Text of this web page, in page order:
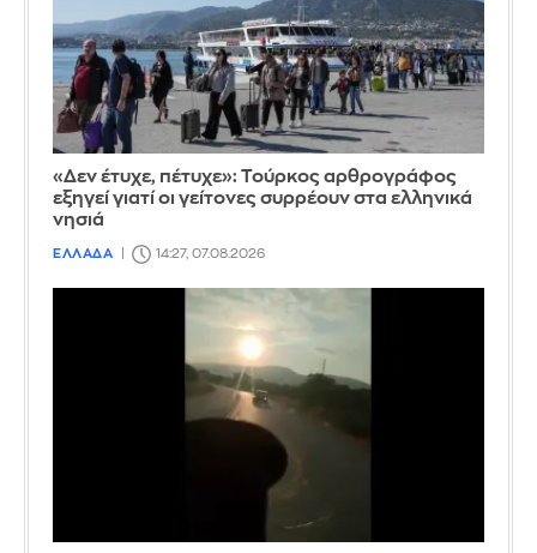
«Δεν έτυχε, πέτυχε»: Τούρκος αρθρογράφος
εξηγεί γιατί οι γείτονες συρρέουν στα ελληνικά
νησιά
ΕΛΛΑΔΑ 14:27, 07.08.2026